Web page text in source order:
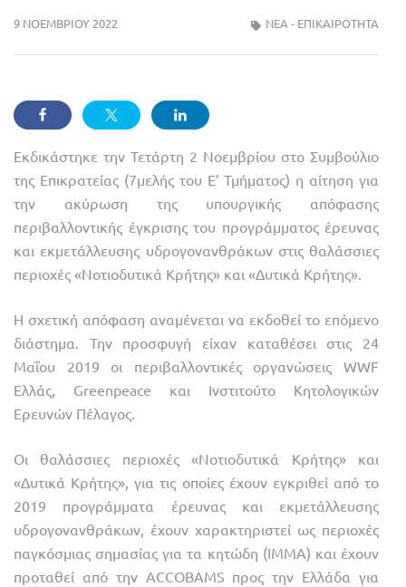
9 ΝΟΕΜΒΡΊΟΥ 2022 ΝΈΑ - ΕΠΙΚΑΙΡΌΤΗΤΑ
Εκδικάστηκε την Τετάρτη 2 Νοεμβρίου στο Συμβούλιο
της Επικρατείας (7μελής του Ε’ Τμήματος) η αίτηση για
την ακύρωση της υπουργικής απόφασης
περιβαλλοντικής έγκρισης του προγράμματος έρευνας
και εκμετάλλευσης υδρογονανθράκων στις θαλάσσιες
περιοχές «Νοτιοδυτικά Κρήτης» και «Δυτικά Κρήτης».
Η σχετική απόφαση αναμένεται να εκδοθεί το επόμενο
διάστημα. Την προσφυγή είχαν καταθέσει στις 24
Μαΐου 2019 οι περιβαλλοντικές οργανώσεις WWF
Ελλάς, Greenpeace και Ινστιτούτο Κητολογικών
Ερευνών Πέλαγος.
Οι θαλάσσιες περιοχές «Νοτιοδυτικά Κρήτης» και
«Δυτικά Κρήτης», για τις οποίες έχουν εγκριθεί από το
2019 προγράμματα έρευνας και εκμετάλλευσης
υδρογονανθράκων, έχουν χαρακτηριστεί ως περιοχές
παγκόσμιας σημασίας για τα κητώδη (ΙΜΜΑ) και έχουν
προταθεί από την ACCOBAMS προς την Ελλάδα για